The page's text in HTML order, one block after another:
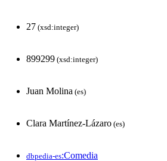
27 (xsd:integer)
899299 (xsd:integer)
Juan Molina (es)
Clara Martínez-Lázaro (es)
dbpedia-es:Comedia